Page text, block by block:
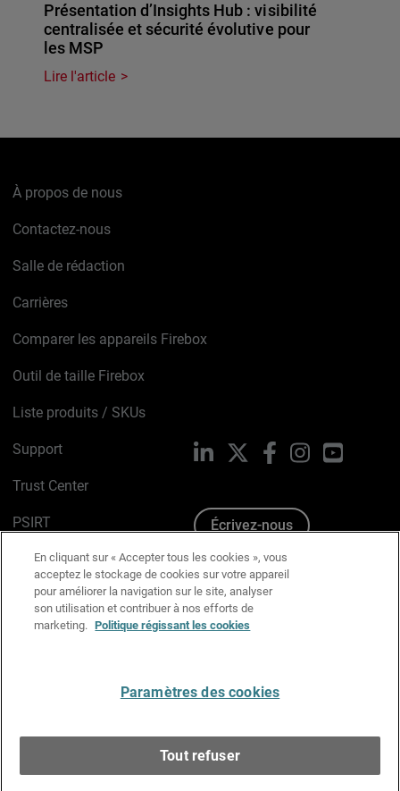
Présentation d’Insights Hub : visibilité
centralisée et sécurité évolutive pour
les MSP
Lire l'article
À propos de nous
Contactez-nous
Salle de rédaction
Carrières
Comparer les appareils Firebox
Outil de taille Firebox
Liste produits / SKUs
Support
Trust Center
PSIRT
Avis sur les cookies
Politique de confidentialité
Charte Graphique
LinkedIn FacebookInstagramYouTube
Écrivez-nous
En cliquant sur « Accepter tous les cookies », vous
acceptez le stockage de cookies sur votre appareil
pour améliorer la navigation sur le site, analyser
son utilisation et contribuer à nos efforts de
marketing. Politique régissant les cookies
Paramètres des cookies
Tout refuser